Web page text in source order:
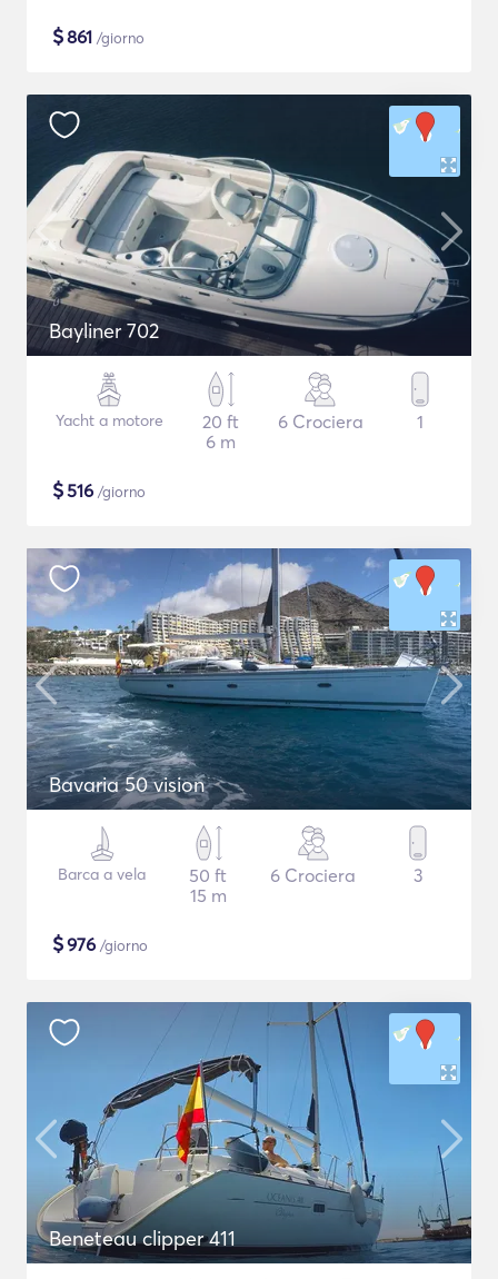
$861 /giorno
Bayliner 702
Yacht a motore
20 ft
6 m
6 Crociera 1
$516 /giorno
Bavaria 50 vision
Barca a vela
50 ft
15 m
6 Crociera 3
$976 /giorno
Beneteau clipper 411